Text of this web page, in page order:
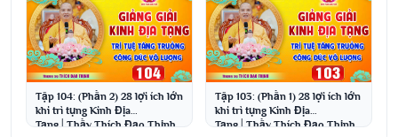
Tập 104: (Phần 2) 28 lợi ích lớn
khi trì tụng Kinh Địa
Tạng│Thầy Thích Đạo Thịnh
Tập 103: (Phần 1) 28 lợi ích lớn
khi trì tụng Kinh Địa
Tạng│Thầy Thích Đạo Thịnh